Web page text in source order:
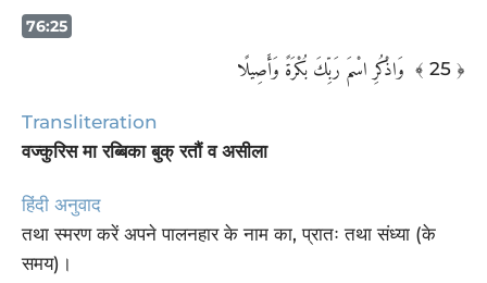
76:25
﴾ 25 ﴿
Transliteration
वज्कुरिस मा रब्बिका बुक् रतौं व असीला
हिंदी अनुवाद
तथा स्मरण करें अपने पालनहार के नाम का, प्रातः तथा संध्या (के
समय)।